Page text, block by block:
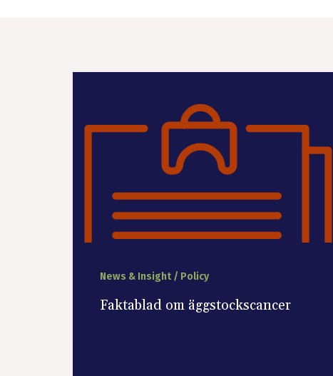
News & Insight / Policy
Faktablad om äggstockscancer